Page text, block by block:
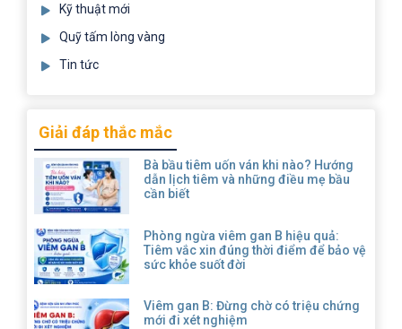
Kỹ thuật mới
Quỹ tấm lòng vàng
Tin tức
Giải đáp thắc mắc
Bà bầu tiêm uốn ván khi nào? Hướng
dẫn lịch tiêm và những điều mẹ bầu
cần biết
Phòng ngừa viêm gan B hiệu quả:
Tiêm vắc xin đúng thời điểm để bảo vệ
sức khỏe suốt đời
Viêm gan B: Đừng chờ có triệu chứng
mới đi xét nghiệm